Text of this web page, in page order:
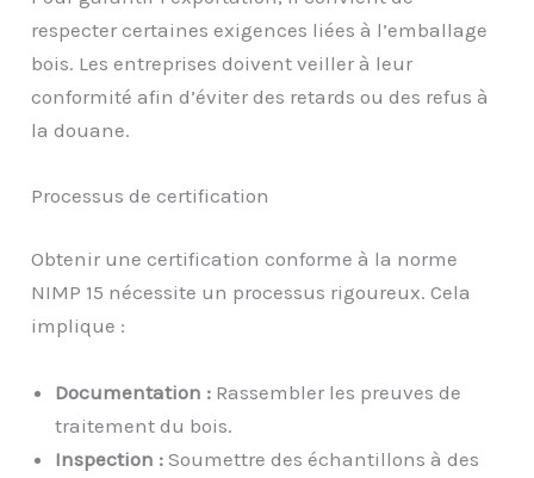
respecter certaines exigences liées à l’emballage
bois. Les entreprises doivent veiller à leur
conformité afin d’éviter des retards ou des refus à
la douane.
Processus de certification
Obtenir une certification conforme à la norme
NIMP 15 nécessite un processus rigoureux. Cela
implique :
Documentation : Rassembler les preuves de
traitement du bois.
Inspection : Soumettre des échantillons à des